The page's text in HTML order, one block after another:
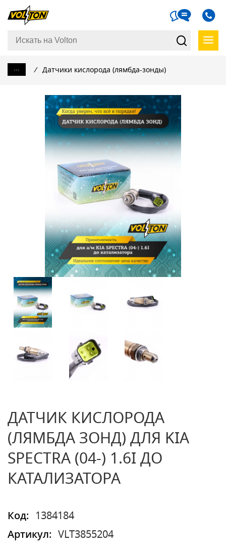
... / Датчики кислорода (лямбда-зонды)
ДАТЧИК КИСЛОРОДА
(ЛЯМБДА ЗОНД) ДЛЯ KIA
SPECTRA (04-) 1.6I ДО
КАТАЛИЗАТОРА
Код:
1384184
Артикул:
VLT3855204